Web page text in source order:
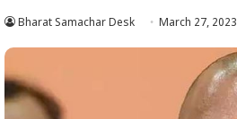
Bharat Samachar Desk March 27, 2023